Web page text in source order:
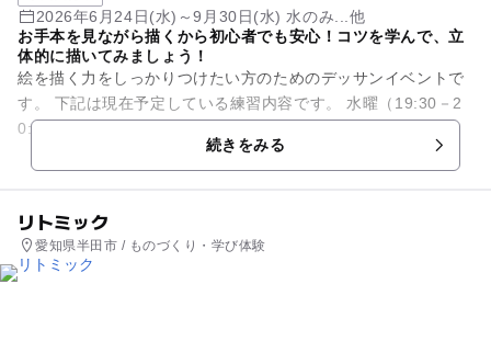
2026年6月24日(水)～9月30日(水) 水のみ...他
お手本を見ながら描くから初心者でも安心！コツを学んで、立
体的に描いてみましょう！
絵を描く力をしっかりつけたい方のためのデッサンイベントで
す。 下記は現在予定している練習内容です。 水曜（19:30－2
続きをみる
リトミック
愛知県半田市 / ものづくり・学び体験